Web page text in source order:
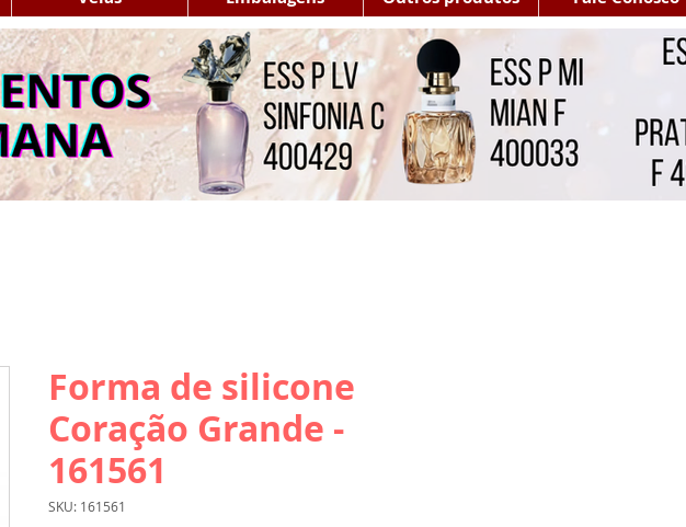
Forma de silicone
Coração Grande -
161561
SKU: 161561